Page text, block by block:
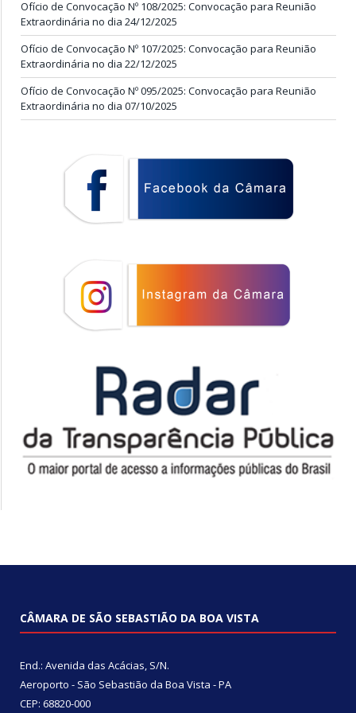
Ofício de Convocação Nº 108/2025: Convocação para Reunião
Extraordinária no dia 24/12/2025
Ofício de Convocação Nº 107/2025: Convocação para Reunião
Extraordinária no dia 22/12/2025
Ofício de Convocação Nº 095/2025: Convocação para Reunião
Extraordinária no dia 07/10/2025
CÂMARA DE SÃO SEBASTIÃO DA BOA VISTA
End.: Avenida das Acácias, S/N.
Aeroporto - São Sebastião da Boa Vista - PA
CEP: 68820-000